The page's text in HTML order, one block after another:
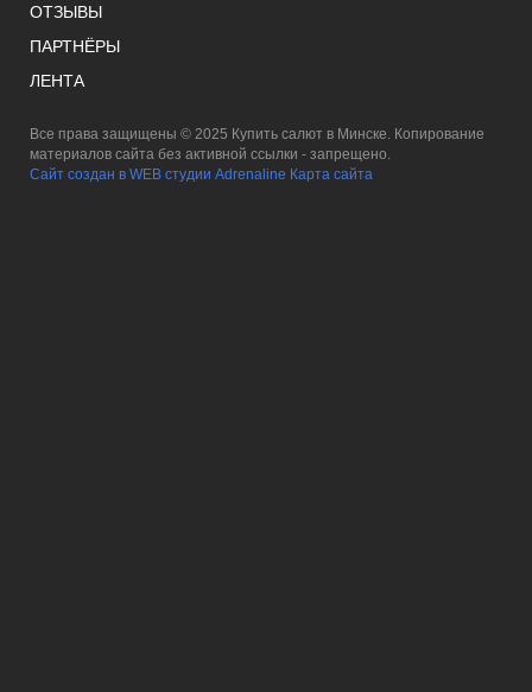
ОТЗЫВЫ
ПАРТНЁРЫ
ЛЕНТА
Все права защищены © 2025 Купить салют в Минске. Копирование
материалов сайта без активной ссылки - запрещено.
Сайт создан в WEB студии Adrenaline Карта сайта